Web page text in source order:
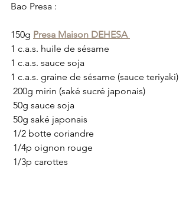
Bao Presa :
150g Presa Maison DEHESA
1 c.a.s. huile de sésame
1 c.a.s. sauce soja
1 c.a.s. graine de sésame (sauce teriyaki)
200g mirin (saké sucré japonais)
50g sauce soja
50g saké japonais
1/2 botte coriandre
1/4p oignon rouge
1/3p carottes